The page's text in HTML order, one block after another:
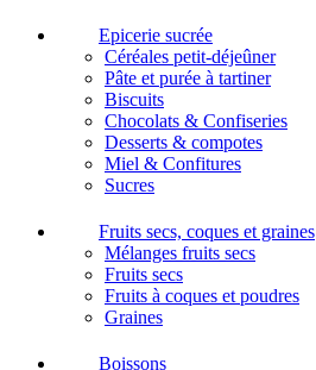
Epicerie sucrée
Céréales petit-déjeûner
Pâte et purée à tartiner
Biscuits
Chocolats & Confiseries
Desserts & compotes
Miel & Confitures
Sucres
Fruits secs, coques et graines
Mélanges fruits secs
Fruits secs
Fruits à coques et poudres
Graines
Boissons